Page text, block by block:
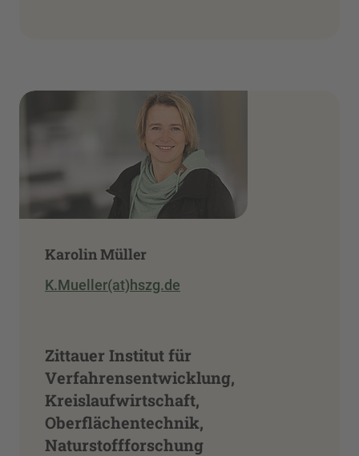
Karolin Müller
K.Mueller(at)hszg.de
Zittauer Institut für
Verfahrensentwicklung,
Kreislaufwirtschaft,
Oberflächentechnik,
Naturstoffforschung